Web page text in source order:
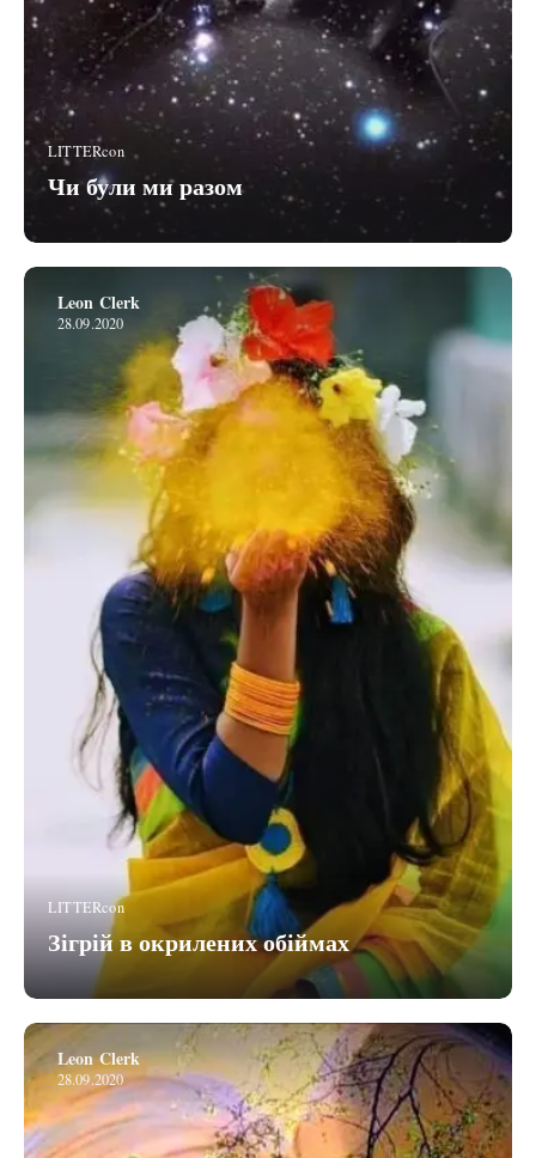
LITTERcon
Чи були ми разом
LITTERcon
Зігрій в окрилених обіймах
Leon Clerk
28.09.2020
Leon Clerk
28.09.2020